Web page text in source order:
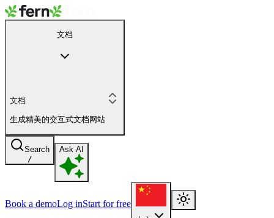
文档
文档
生成精美的交互式文档网站
Search
/
Ask AI
Book a demoLog inStart for free